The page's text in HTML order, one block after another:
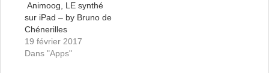
Animoog, LE synthé
sur iPad – by Bruno de
Chénerilles
19 février 2017
Dans "Apps"